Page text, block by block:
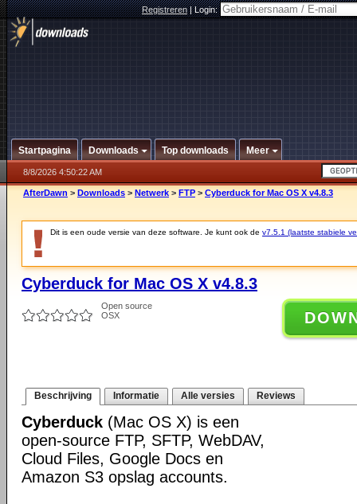
Registreren|Login:
Startpagina Downloads Top downloads Meer
8/8/2026 4:50:22 AM
AfterDawn > Downloads > Netwerk > FTP > Cyberduck for Mac OS X v4.8.3
Dit is een oude versie van deze software. Je kunt ook de v7.5.1 (laatste stabiele
Cyberduck for Mac OS X v4.8.3
Open source
OSX
Beschrijving Informatie Alle versies Reviews
Cyberduck (Mac OS X) is een
open-source FTP, SFTP, WebDAV,
Cloud Files, Google Docs en
Amazon S3 opslag accounts.